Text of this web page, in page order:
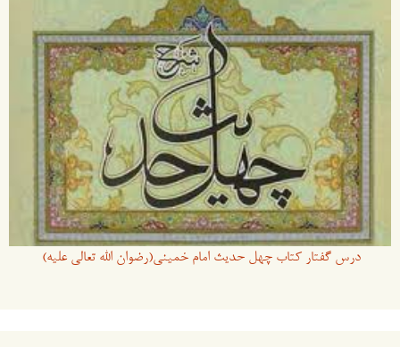
درس گفتار کتاب چهل حدیث امام خمینی(رضوان الله تعالی علیه)